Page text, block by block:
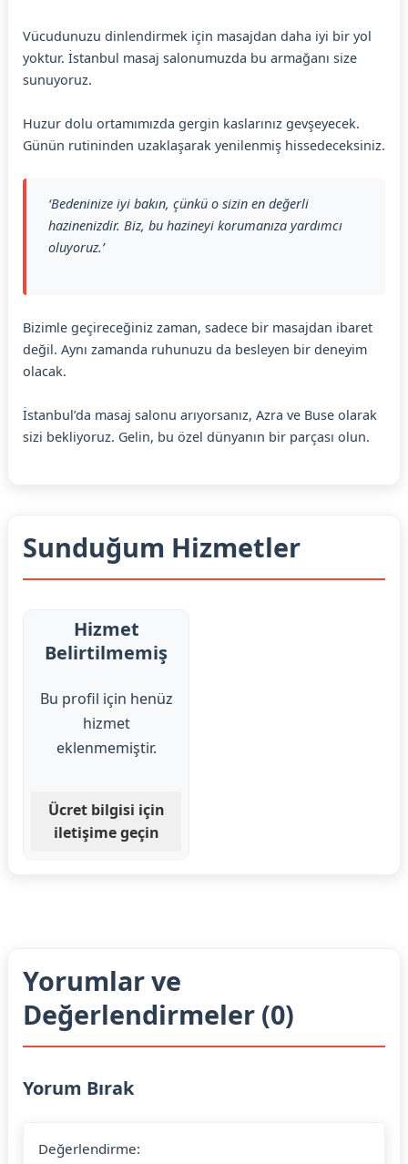
Vücudunuzu dinlendirmek için masajdan daha iyi bir yol
yoktur. İstanbul masaj salonumuzda bu armağanı size
sunuyoruz.
Huzur dolu ortamımızda gergin kaslarınız gevşeyecek.
Günün rutininden uzaklaşarak yenilenmiş hissedeceksiniz.
‘Bedeninize iyi bakın, çünkü o sizin en değerli
hazinenizdir. Biz, bu hazineyi korumanıza yardımcı
oluyoruz.’
Bizimle geçireceğiniz zaman, sadece bir masajdan ibaret
değil. Aynı zamanda ruhunuzu da besleyen bir deneyim
olacak.
İstanbul’da masaj salonu arıyorsanız, Azra ve Buse olarak
sizi bekliyoruz. Gelin, bu özel dünyanın bir parçası olun.
Sunduğum Hizmetler
Hizmet
Belirtilmemiş
Bu profil için henüz
hizmet
eklenmemiştir.
Ücret bilgisi için
iletişime geçin
Yorumlar ve
Değerlendirmeler (0)
Yorum Bırak
Değerlendirme: